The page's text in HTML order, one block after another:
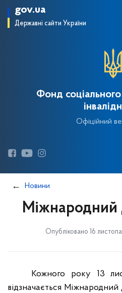
gov.ua
Державні сайти України
Фонд соціального
Офіційний
Новини
Міжнародний
Опубліковано 16
Кожного року 13
відзначається